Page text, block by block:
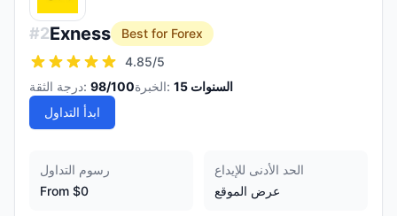
#2Exness
Best for Forex
4.85/5
درجة الثقة: 98/100 الخبرة: 15 السنوات
ابدأ التداول
رسوم التداول
From $0
الحد الأدنى للإيداع
عرض الموقع